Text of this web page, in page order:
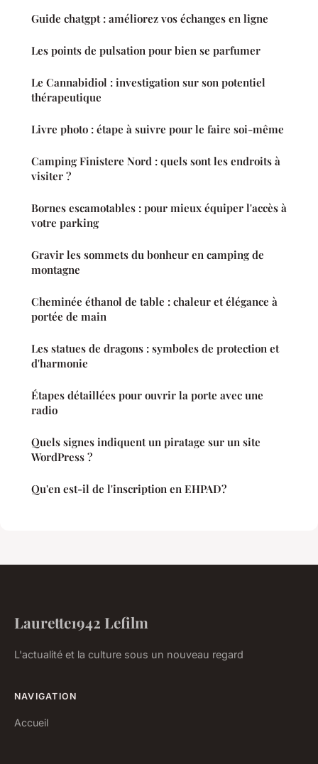
Guide chatgpt : améliorez vos échanges en ligne
Les points de pulsation pour bien se parfumer
Le Cannabidiol : investigation sur son potentiel
thérapeutique
Livre photo : étape à suivre pour le faire soi-même
Camping Finistere Nord : quels sont les endroits à
visiter ?
Bornes escamotables : pour mieux équiper l'accès à
votre parking
Gravir les sommets du bonheur en camping de
montagne
Cheminée éthanol de table : chaleur et élégance à
portée de main
Les statues de dragons : symboles de protection et
d'harmonie
Étapes détaillées pour ouvrir la porte avec une
radio
Quels signes indiquent un piratage sur un site
WordPress ?
Qu'en est-il de l'inscription en EHPAD?
Laurette1942 Lefilm
L'actualité et la culture sous un nouveau regard
NAVIGATION
Accueil